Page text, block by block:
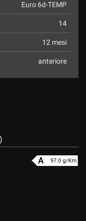
Euro 6d-TEMP
14
12 mesi
anteriore
97.0 g/Km